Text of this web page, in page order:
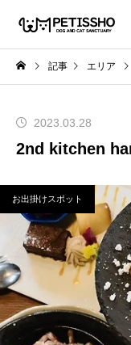
記事 エリア
2023.03.28
2nd kitchen
お出掛けスポット